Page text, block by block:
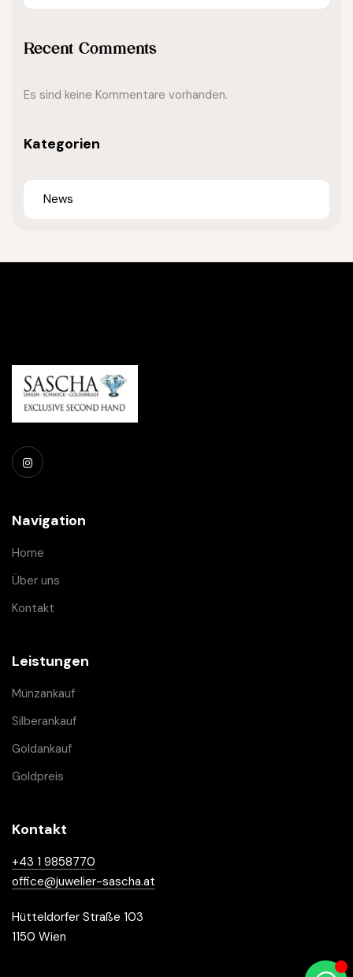
Recent Comments
Es sind keine Kommentare vorhanden.
Kategorien
News
Navigation
Home
Über uns
Kontakt
Leistungen
Münzankauf
Silberankauf
Goldankauf
Goldpreis
Kontakt
+43 1 9858770
office@juwelier-sascha.at
Hütteldorfer Straße 103
1150 Wien